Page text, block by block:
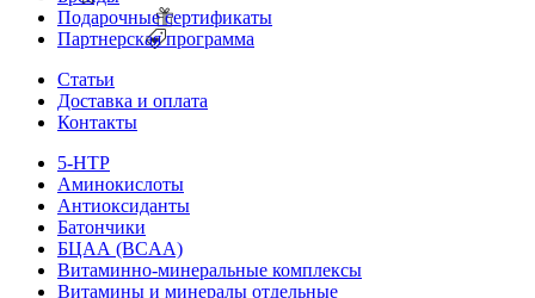
Подарочные сертификаты
Партнерская программа
Статьи
Доставка и оплата
Контакты
5-HTP
Аминокислоты
Антиоксиданты
Батончики
БЦАА (BCAA)
Витаминно-минеральные комплексы
Витамины и минералы отдельные